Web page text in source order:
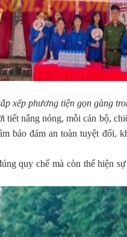
xếp phương tiện gọn gàng
nắng nóng, mỗi cán bộ,
bảo đảm an toàn tuyệt đối,
quy chế mà còn thể hiện